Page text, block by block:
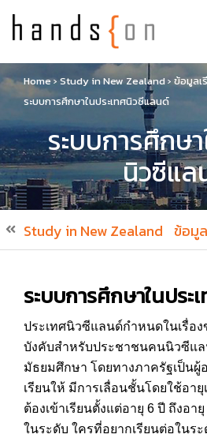
Home› Study in New Zealand› ข้อมูลเ
ระบบการศึกษาในประเทศนิวซีแลนด์
ระบบการศึกษา
นิวซีแ
Study in New Zealand ข้อมู
ระบบการศึกษาในปร
ประเทศนิวซีแลนด์กำหนดในเรื่อ
บังคับสำหรับประชาชนคนนิวซีแล
มัธยมศึกษา โดยทางภาครัฐเป็นผู้
เรียนให้ มีการเลื่อนชั้นโดยใช้อา
ต้องเข้าเรียนตั้งแต่อายุ 6 ปี ถึงอา
ในระดับ ใครที่อยากเรียนต่อในร